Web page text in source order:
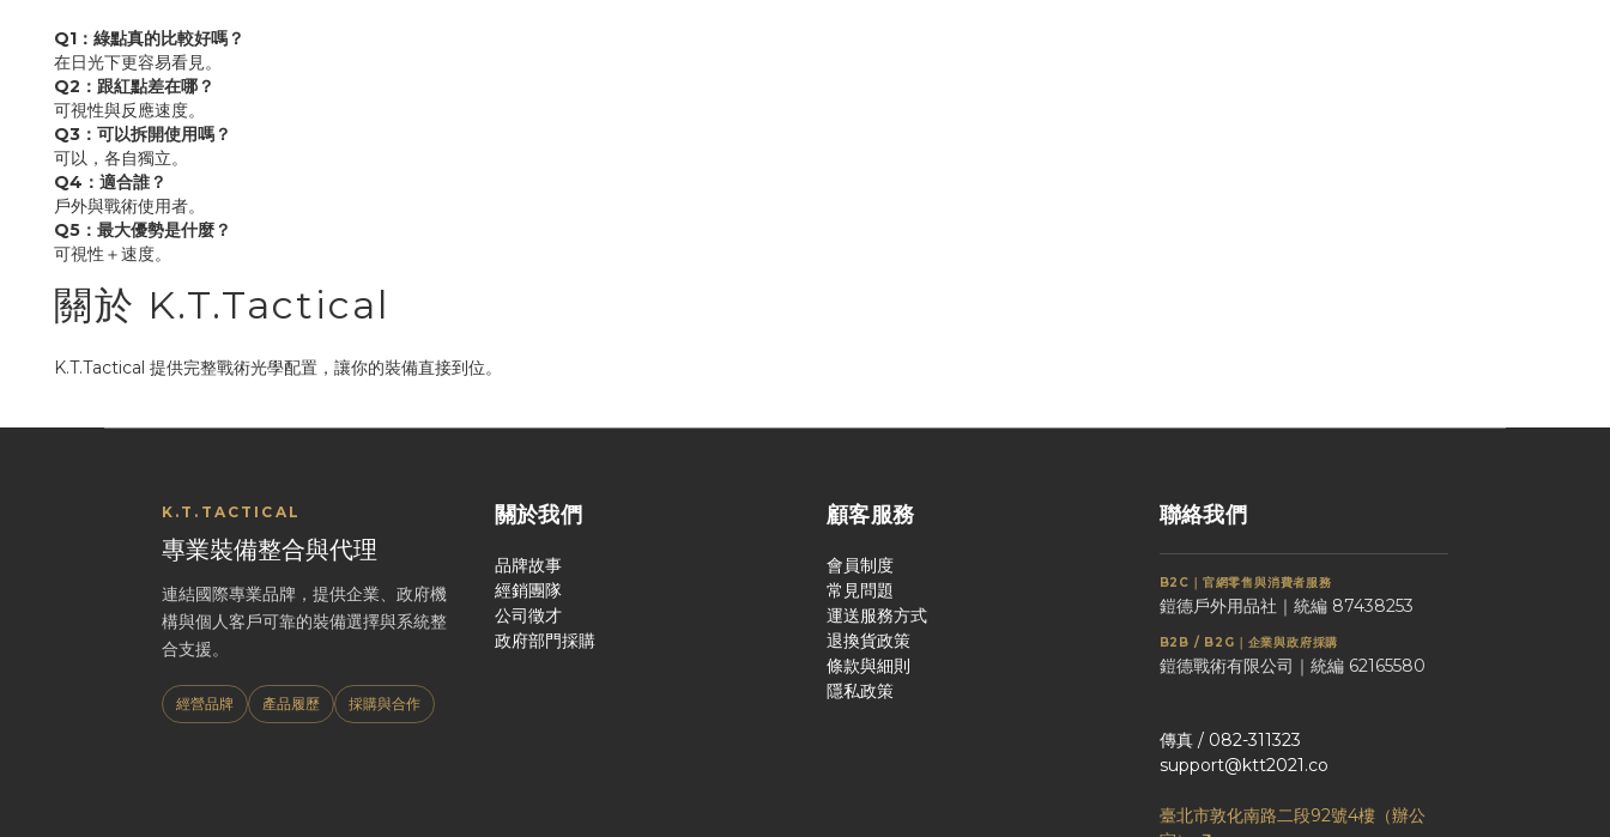
Q1：綠點真的比較好嗎？
在日光下更容易看見。
Q2：跟紅點差在哪？
可視性與反應速度。
Q3：可以拆開使用嗎？
可以，各自獨立。
Q4：適合誰？
戶外與戰術使用者。
Q5：最大優勢是什麼？
可視性＋速度。
關於 K.T.Tactical
K.T.Tactical 提供完整戰術光學配置，讓你的裝備直接到位。
K.T.TACTICAL
專業裝備整合與代理
連結國際專業品牌，提供企業、政府機
構與個人客戶可靠的裝備選擇與系統整
合支援。
經營品牌 產品履歷 採購與合作
關於我們
品牌故事
經銷團隊
公司徵才
政府部門採購
顧客服務
會員制度
常見問題
運送服務方式
退換貨政策
條款與細則
隱私政策
聯絡我們
B2C｜官網零售與消費者服務
鎧德戶外用品社｜統編 87438253
B2B / B2G｜企業與政府採購
鎧德戰術有限公司｜統編 62165580
傳真 / 082-311323
support@ktt2021.co
臺北市敦化南路二段92號4樓（辦公